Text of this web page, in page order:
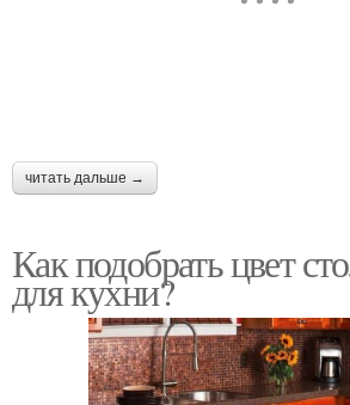
читать дальше →
Как подобрать цвет
для кухни?